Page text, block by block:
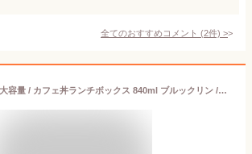
全てのおすすめコメント (2件) >
弁当箱 男子 大容量 / カフェ丼ランチボックス 840ml ブルックリン /【ポイント 倍】